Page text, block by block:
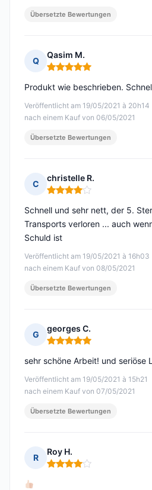
Übersetzte Bewertungen
Q
Qasim M.
Hinweis: 5 von 5
Veröffentlicht am 19/05/2021 à 20h14
nach einem Kauf von 06/05/2021
Produkt wie beschrieben.
Übersetzte Bewertungen
C
christelle R.
Hinweis: 4 von 5
Veröffentlicht am 19/05/2021 à 16h03
nach einem Kauf von 08/05/2021
Schnell und sehr nett, der 5.
Transports verloren ... auch
Schuld ist
Übersetzte Bewertungen
G
georges C.
Hinweis: 5 von 5
Veröffentlicht am 19/05/2021 à 15h21
nach einem Kauf von 07/05/2021
sehr schöne Arbeit! und seriöse
Übersetzte Bewertungen
R
Roy H.
Hinweis: 4 von 5